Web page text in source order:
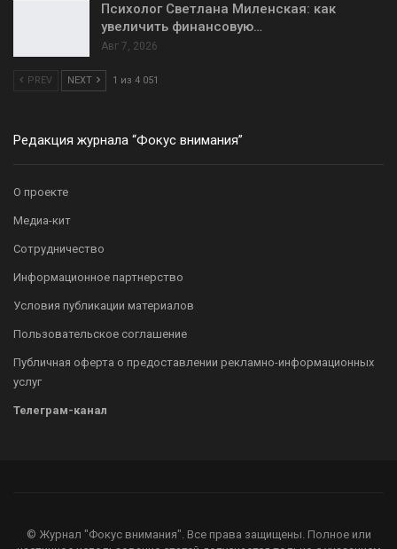
Психолог Светлана Миленская: как
увеличить финансовую…
Авг 7, 2026
PREV NEXT 1 из 4 051
Редакция журнала “Фокус внимания”
О проекте
Медиа-кит
Сотрудничество
Информационное партнерство
Условия публикации материалов
Пользовательское соглашение
Публичная оферта о предоставлении рекламно-информационных
услуг
Телеграм-канал
© Журнал "Фокус внимания". Все права защищены. Полное или